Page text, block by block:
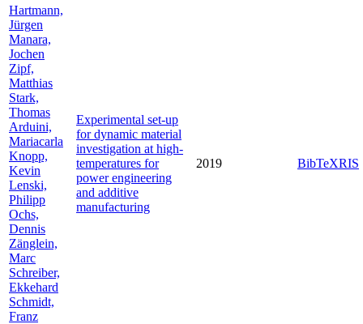
Hartmann,
Jürgen
Manara,
Jochen
Zipf,
Matthias
Stark,
Thomas
Arduini,
Mariacarla
Knopp,
Kevin
Lenski,
Philipp
Ochs,
Dennis
Zänglein,
Marc
Schreiber,
Ekkehard
Schmidt,
Franz
Experimental set-up
for dynamic material
investigation at high-
temperatures for
power engineering
and additive
manufacturing
2019 BibTeXRIS